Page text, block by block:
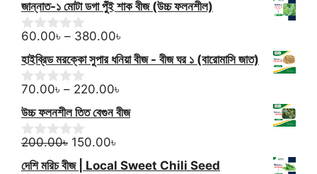
u
t
o
5
300.00৳
জান্নাত-১ মোটা ডগা পুঁই শাক বীজ (উচ্চ ফলনশীল)
0
u
t
o
5
60.00৳ – 380.00৳
range:
380.00৳
হাইব্রিড মরক্কো সুপার ধনিয়া বীজ - বীজ ঘর ১ (বারোমাসি জাত)
0
o
u
t
o
5
70.00৳ – 220.00৳
range:
220.00৳
উচ্চ ফলনশীল তিত বেগুন বীজ
0
u
200.00৳ Original
price
150.00৳
price
দেশি মরিচ বীজ | Local Sweet Chili Seed